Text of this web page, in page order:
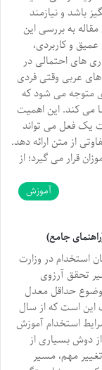
باشد و نیازمند
به بررسی این
و کاربردی،
های احتمالی در
عربی وقتی فردی
متوجه می شود که
می کند. این اهمیت
یک فعل می تواند
از متن ارائه دهد.
قرار می گیرد؛ از
آموزش
جامع)
استخدام در وزارت
تحقق آرزوی
حداقل معدل
این است که از سال
استخدام آموزش
دوش بسیاری از
مهم، مسیر